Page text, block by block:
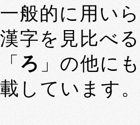
一般的に用い
漢字を見比べ
「 ろ 」の他に
載しています。